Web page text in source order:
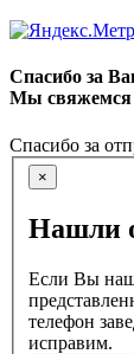
Спасибо за
Мы свяжемся
Спасибо за
×
Нашли
Если Вы
телефон
исправим.